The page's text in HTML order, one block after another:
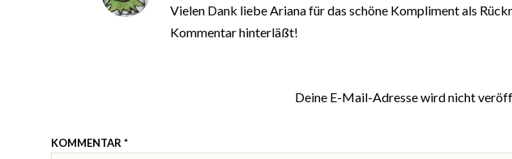
Vielen Dank liebe Ariana für das schöne Kompliment als
Kommentar hinterläßt!
Deine E-Mail-Adresse wird nicht
KOMMENTAR *